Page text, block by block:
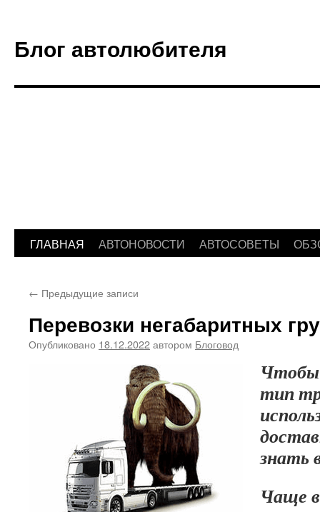
Блог автолюбителя
Перейти
содержимому
ГЛАВНАЯ АВТОНОВОСТИ АВТОСОВЕТЫ
← Предыдущие записи
Перевозки негабаритных
Опубликовано 18.12.2022автором Блоговод
Чтобы
тип
знать
Чаще